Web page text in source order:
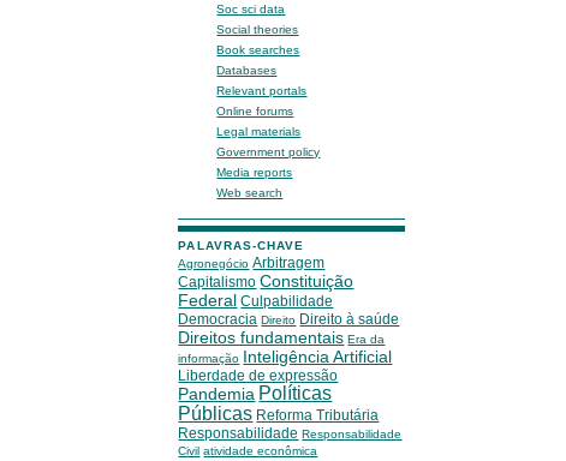
Soc sci data
Social theories
Book searches
Databases
Relevant portals
Online forums
Legal materials
Government policy
Media reports
Web search
PALAVRAS-CHAVE
Agronegócio Arbitragem
Capitalismo Constituição
Federal Culpabilidade
Democracia Direito Direito à saúde
Direitos fundamentais Era da
informação Inteligência Artificial
Liberdade de expressão
Pandemia Políticas
Públicas Reforma Tributária
Responsabilidade Responsabilidade
Civil atividade econômica